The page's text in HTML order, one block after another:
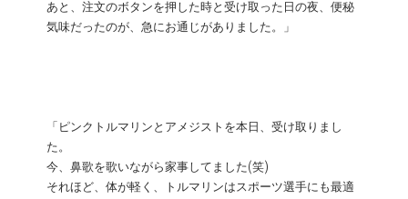
あと、注文のボタンを押した時と受け取った日の夜、便秘
気味だったのが、急にお通じがありました。」
「ピンクトルマリンとアメジストを本日、受け取りまし
た。
今、鼻歌を歌いながら家事してました(笑)
それほど、体が軽く、トルマリンはスポーツ選手にも最適